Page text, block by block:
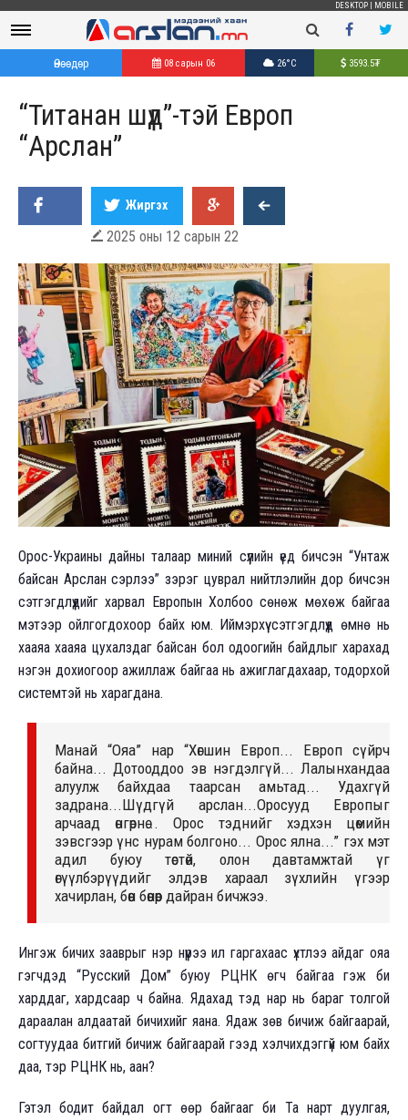
DESKTOP MOBILE
Өнөөдөр 08 сарын 06 26°C 3593.5₮
“Титанан шүд”-тэй Европ
“Арслан”
Жиргэх
 2025 оны 12 сарын 22
Орос-Украины дайны талаар миний сүүлийн үед бичсэн “Унтаж
байсан Арслан сэрлээ” зэрэг цуврал нийтлэлийн дор бичсэн
сэтгэгдлүүдийг харвал Европын Холбоо сөнөж мөхөж байгаа
мэтээр ойлгогдохоор байх юм. Иймэрхүү сэтгэгдлүүд өмнө нь
хааяа хааяа цухалздаг байсан бол одоогийн байдлыг харахад
нэгэн дохиогоор ажиллаж байгаа нь ажиглагдахаар, тодорхой
системтэй нь харагдана.
Манай “Ояа” нар “Хөгшин Европ... Европ сүйрч
байна... Дотооддоо эв нэгдэлгүй... Лалынхандаа
алуулж байхдаа таарсан амьтад... Удахгүй
задрана...Шүдгүй арслан...Оросууд Европыг
арчаад өнгөрнө... Орос тэднийг хэдхэн цөмийн
зэвсгээр үнс нурам болгоно... Орос ялна...” гэх мэт
адил буюу төстөй, олон давтамжтай үг
өгүүлбэрүүдийг элдэв хараал зүхлийн үгээр
хачирлан, бөөн бөөнөөр дайран бичжээ.
Ингэж бичих зааврыг нэр нүүрээ ил гаргахаас үхтлээ айдаг ояа
гэгчдэд “Русский Дом” буюу РЦНК өгч байгаа гэж би
харддаг, хардсаар ч байна. Ядахад тэд нар нь бараг толгой
дараалан алдаатай бичихийг яана. Ядаж зөв бичиж байгаарай,
согтуудаа битгий бичиж байгаарай гээд хэлчихдэггүй юм байх
даа, тэр РЦНК нь, аан?
Гэтэл бодит байдал огт өөр байгааг би Та нарт дуулгая,